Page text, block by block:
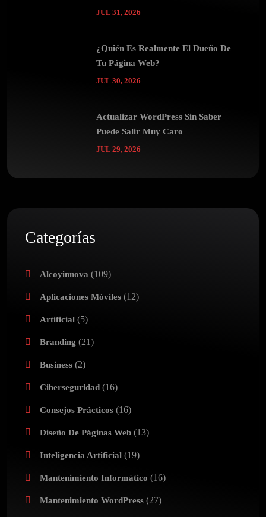
JUL 31, 2026
¿Quién Es Realmente El Dueño De
Tu Página Web?
JUL 30, 2026
Actualizar WordPress Sin Saber
Puede Salir Muy Caro
JUL 29, 2026
Categorías
Alcoyinnova (109)
Aplicaciones Móviles (12)
Artificial (5)
Branding (21)
Business (2)
Ciberseguridad (16)
Consejos Prácticos (16)
Diseño De Páginas Web (13)
Inteligencia Artificial (19)
Mantenimiento Informático (16)
Mantenimiento WordPress (27)